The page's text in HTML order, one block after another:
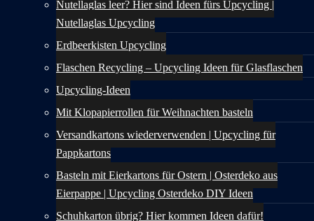
Nutellaglas leer? Hier sind Ideen fürs Upcycling |
Nutellaglas Upcycling
Erdbeerkisten Upcycling
Flaschen Recycling – Upcycling Ideen für Glasflaschen
Upcycling-Ideen
Mit Klopapierrollen für Weihnachten basteln
Versandkartons wiederverwenden | Upcycling für
Pappkartons
Basteln mit Eierkartons für Ostern | Osterdeko aus
Eierpappe | Upcycling Osterdeko DIY Ideen
Schuhkarton übrig? Hier kommen Ideen dafür!